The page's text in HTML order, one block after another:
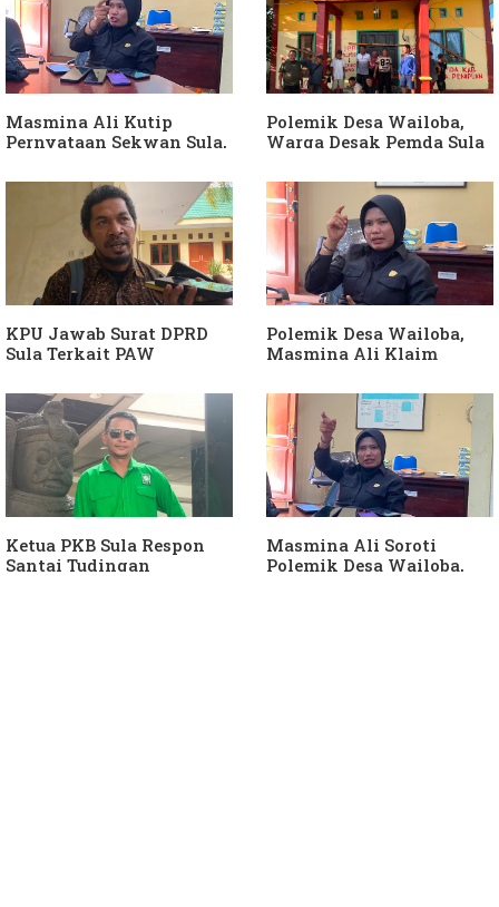
Soal Intervensi Politik,
Langkah Wakil Ketua
Komisi I Bukan
intervensi Politik
Dituding Jadikan
Bendahara Desa Wailoba
sebagai "ATM Berjalan",
Armin Soamole: Harus
Dibuktikan
Masmina Ali Kutip
Pernyataan Sekwan Sula,
Diduga Jadikan
Keponakan "ATM
Berjalan"
Polemik Desa Wailoba,
Warga Desak Pemda Sula
APH Usut Dugaan
Penyimpangan Dana Desa
KPU Jawab Surat DPRD
Sula Terkait PAW
Hanura
Polemik Desa Wailoba,
Masmina Ali Klaim
Keterlibatan Ketua PKB
Sula
Ketua PKB Sula Respon
Santai Tudingan
Masmina Ali Soroti
Polemik Desa Wailoba,